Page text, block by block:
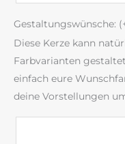
Gestaltungswünsche:
Diese Kerze kann
Farbvarianten
einfach eure
deine Vorstellungen